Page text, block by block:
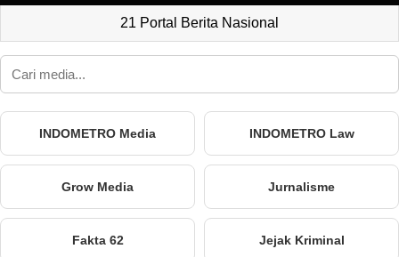
21 Portal Berita Nasional
INDOMETRO Media INDOMETRO Law
Grow Media Jurnalisme
Fakta 62 Jejak Kriminal